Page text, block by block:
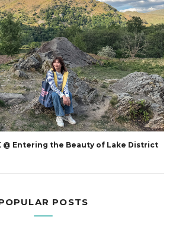
@ Entering the Beauty of Lake District
POSTS